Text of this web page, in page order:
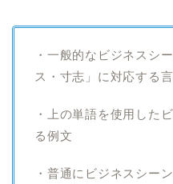
・一般的なビジネスシ
ス・寸志」に対応する
・上の単語を使用した
る例文
・普通にビジネスシー